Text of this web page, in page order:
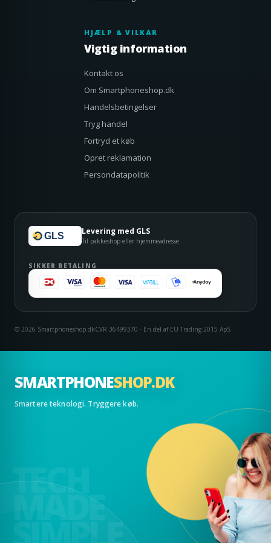
SMARTPHONESHOP.DK
Smartere teknologi. Tryggere køb.
TECH
MADE
SIMPLE
HJÆLP & VILKÅR
Vigtig information
Kontakt os
Om Smartphoneshop.dk
Handelsbetingelser
Tryg handel
Fortryd et køb
Opret reklamation
Persondatapolitik
GLS Levering med GLS
Til pakkeshop eller hjemmeadresse
SIKKER BETALING
© 2026 Smartphoneshop.dkCVR 36499370 · En del af EU Trading 2015 ApS